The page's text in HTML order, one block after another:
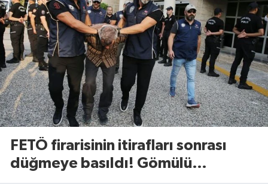
FETÖ firarisinin itirafları sonrası
düğmeye basıldı! Gömülü